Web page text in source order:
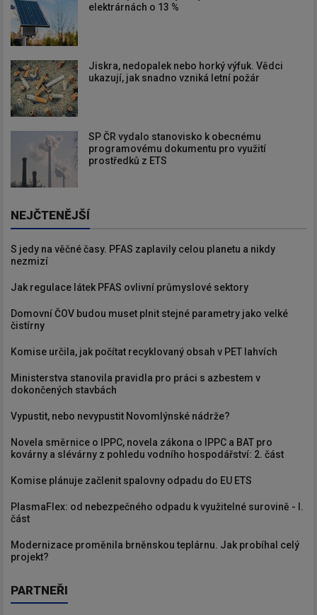
elektrárnách o 13 %
Jiskra, nedopalek nebo horký výfuk. Vědci
ukazují, jak snadno vzniká letní požár
SP ČR vydalo stanovisko k obecnému
programovému dokumentu pro využití
prostředků z ETS
NEJČTENĚJŠÍ
S jedy na věčné časy. PFAS zaplavily celou planetu a nikdy
nezmizí
Jak regulace látek PFAS ovlivní průmyslové sektory
Domovní ČOV budou muset plnit stejné parametry jako velké
čistírny
Komise určila, jak počítat recyklovaný obsah v PET lahvích
Ministerstva stanovila pravidla pro práci s azbestem v
dokončených stavbách
Vypustit, nebo nevypustit Novomlýnské nádrže?
Novela směrnice o IPPC, novela zákona o IPPC a BAT pro
kovárny a slévárny z pohledu vodního hospodářství: 2. část
Komise plánuje začlenit spalovny odpadu do EU ETS
PlasmaFlex: od nebezpečného odpadu k využitelné surovině - I.
část
Modernizace proměnila brněnskou teplárnu. Jak probíhal celý
projekt?
PARTNEŘI